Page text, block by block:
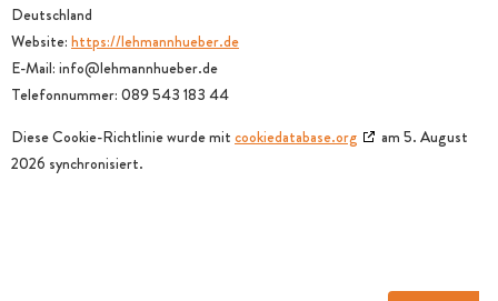
Deutschland
Website: https://lehmannhueber.de
E-Mail: info@lehmannhueber.de
Telefonnummer: 089 543 183 44
Diese Cookie-Richtlinie wurde mit cookiedatabase.org
am 5. August
2026 synchronisiert.